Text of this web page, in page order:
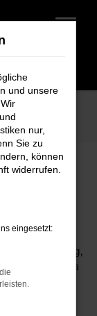
bei Schmidt +
für alle in
Arbeitsweg,
der Škoda
auf dem
und unsere
nur,
Sie zu
können
widerrufen.
eingesetzt: